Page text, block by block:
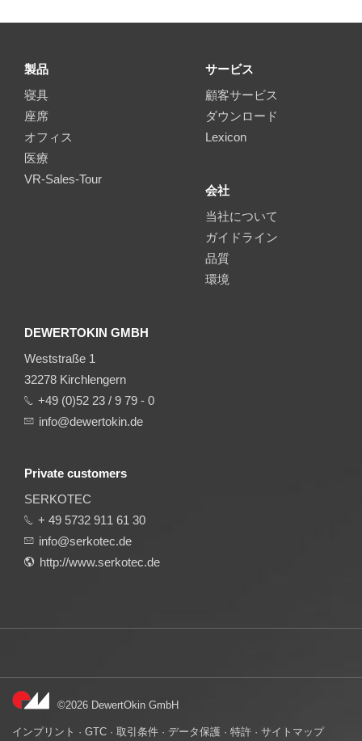
製品
寝具
座席
オフィス
医療
VR-Sales-Tour
サービス
顧客サービス
ダウンロード
Lexicon
会社
当社について
ガイドライン
品質
環境
DEWERTOKIN GMBH
Weststraße 1
32278 Kirchlengern
+49 (0)52 23 / 9 79 - 0
info@dewertokin.de
Private customers
SERKOTEC
+ 49 5732 911 61 30
info@serkotec.de
http://www.serkotec.de
©2026 DewertOkin GmbH
インプリント · GTC · 取引条件 · データ保護 · 特許 · サイトマップ